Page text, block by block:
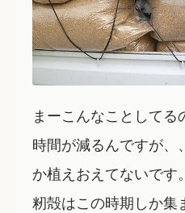
まーこんなことして
時間が減るんですが、
か植えおえてないです。
籾殻はこの時期しか集